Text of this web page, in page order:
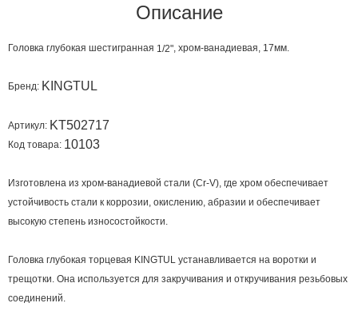
Описание
Головка глубокая шестигранная 1/2" , хром-ванадиевая, 17мм
Бренд: KINGTUL
Артикул: KT502717
Код товара: 10103
Изготовлена из хром-ванадиевой стали (Cr-V), где хром обеспечивает
устойчивость стали к коррозии, окислению, абразии и обеспечивает
высокую степень износостойкости.
Головка глубокая торцевая KINGTUL устанавливается на воротки и
трещотки. Она используется для закручивания и откручивания резьбовых
соединений.